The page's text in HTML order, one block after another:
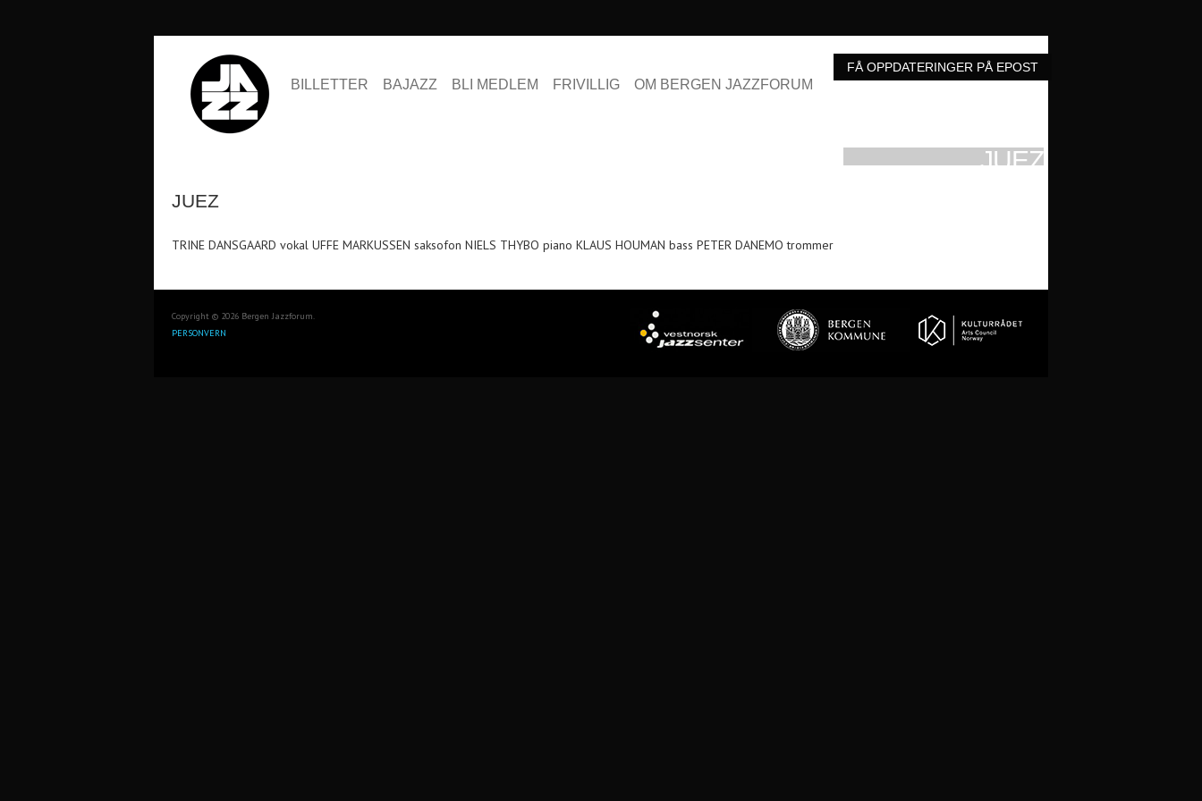
BILLETTER BAJAZZ BLI MEDLEM FRIVILLIG OM BERGEN JAZZFORUM
JUEZ
JUEZ
TRINE DANSGAARD vokal UFFE MARKUSSEN saksofon NIELS THYBO piano KLAUS HOUMAN bass PETER DANEMO trommer
Copyright © 2026 Bergen Jazzforum.
PERSONVERN